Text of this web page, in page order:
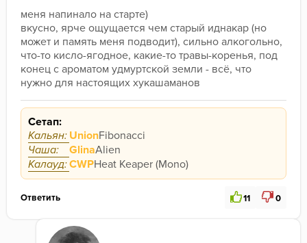
меня напинало на старте)
вкусно, ярче ощущается чем старый иднакар (но
может и память меня подводит), сильно алкогольно,
что-то кисло-ягодное, какие-то травы-коренья, под
конец с ароматом удмуртской земли - всё, что
нужно для настоящих хукашаманов
Сетап:
Кальян: UnionFibonacci
Чаша:
GlinaAlien
Калауд:CWPHeat Keaper (Mono)
Ответить 11 0